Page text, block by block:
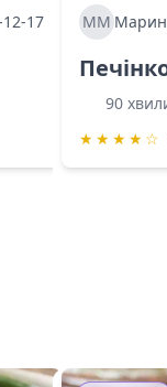
17 ММ
90
★ ★ ★ ★ ☆